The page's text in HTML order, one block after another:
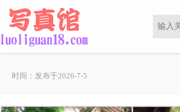
时间：发布于2026-7-5